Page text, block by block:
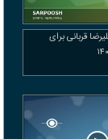
قربانی برای